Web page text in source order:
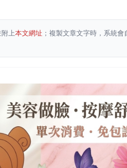
上本文網址 ；複製文章文字時，系統會